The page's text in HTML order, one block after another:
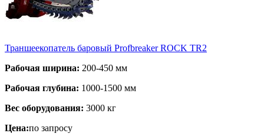
Траншеекопатель баровый Profbreaker ROCK TR2
Рабочая ширина: 200-450 мм
Рабочая глубина: 1000-1500 мм
Вес оборудования: 3000 кг
Цена:по запросу